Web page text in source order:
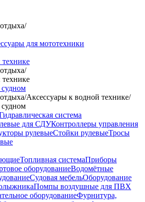
/
для мототехники
/
/Аксессуары к водной технике/
система
для СДУКонтроллеры управления
рулевыеСтойки рулевыеТросы
Топливная системаПриборы
оборудованиеВодомётные
Судовая мебельОборудование
Помпы воздушные для ПВХ
оборудованиеФурнитура,